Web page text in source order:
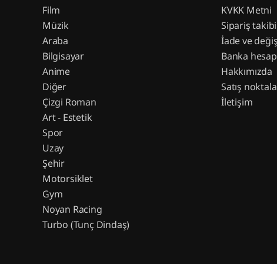
Film
Müzik
Araba
Bilgisayar
Anime
Diğer
Çizgi Roman
Art - Estetik
Spor
Uzay
Şehir
Motorsiklet
Gym
Noyan Racing
Turbo (Tunç Dindaş)
KVKK Metni
Sipariş takibi
İade ve
Banka
Hakkımızda
Satış
İletişim